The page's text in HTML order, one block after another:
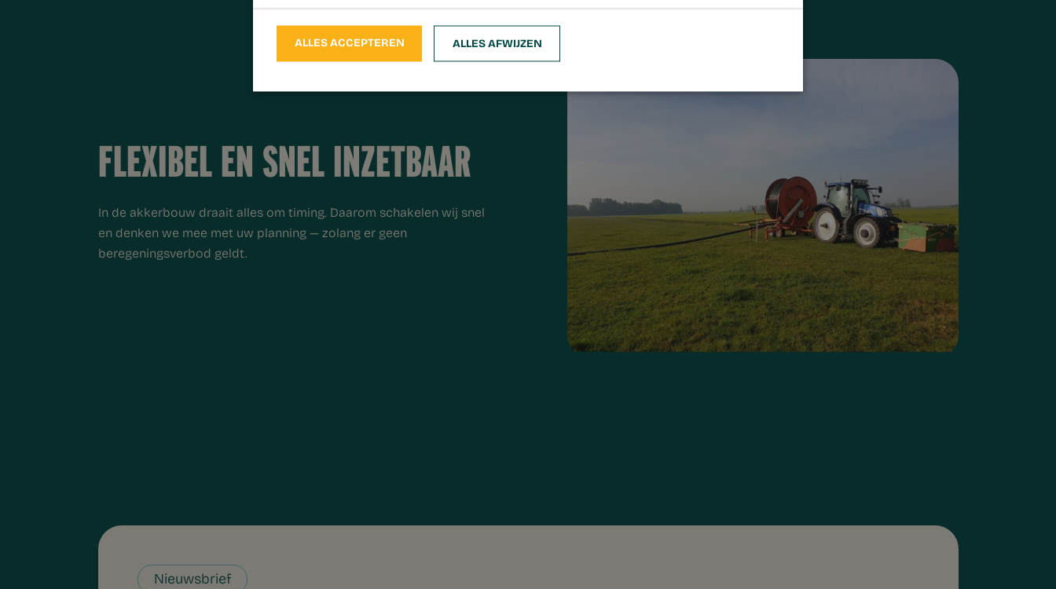
FLEXIBEL EN SNEL INZETBAAR
In de akkerbouw draait alles om timing. Daarom schakelen wij snel
en denken we mee met uw planning — zolang er geen
beregeningsverbod geldt.
Nieuwsbrief
ALLES ACCEPTEREN ALLES AFWIJZEN